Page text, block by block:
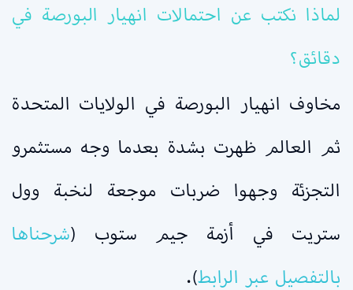
لماذا نكتب عن احتمالات انهيار البورصة في
دقائق؟
مخاوف انهيار البورصة في الولايات المتحدة
ثم العالم ظهرت بشدة بعدما وجه مستثمرو
التجزئة وجهوا ضربات موجعة لنخبة وول
ستريت في أزمة جيم ستوب (شرحناها
بالتفصيل عبر الرابط).